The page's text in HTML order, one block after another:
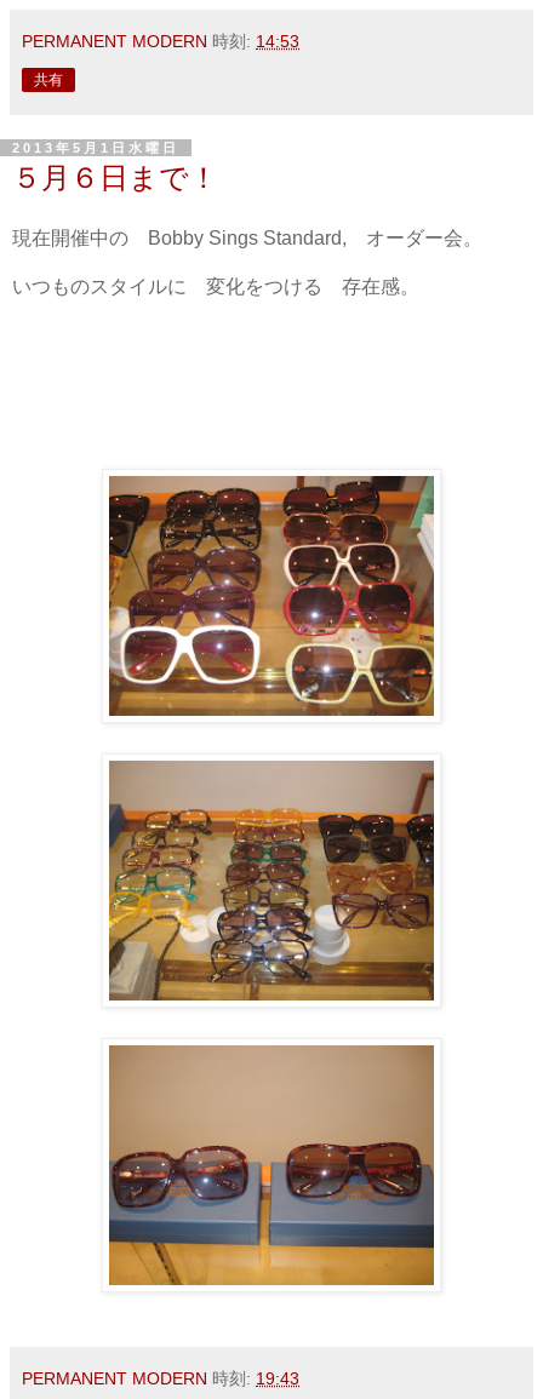
PERMANENT MODERN 時刻: 14:53
共有
2013年5月1日水曜日
５月６日まで！
現在開催中の Bobby Sings Standard, オーダー会。
いつものスタイルに 変化をつける 存在感。
PERMANENT MODERN 時刻: 19:43